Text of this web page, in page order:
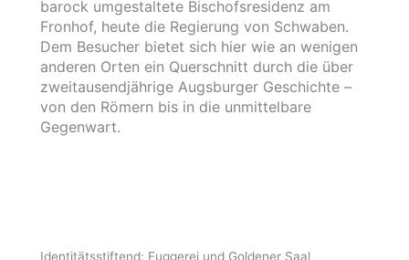
barock umgestaltete Bischofsresidenz am
Fronhof, heute die Regierung von Schwaben.
Dem Besucher bietet sich hier wie an wenigen
anderen Orten ein Querschnitt durch die über
zweitausendjährige Augsburger Geschichte –
von den Römern bis in die unmittelbare
Gegenwart.
Identitätsstiftend: Fuggerei und Goldener Saal